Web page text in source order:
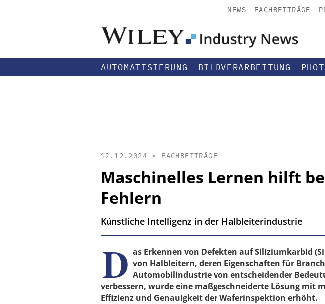
NEWS FACHBEITRÄGE
AUTOMATISIERUNG BILDVERARBEITUNG
12.12.2024 • FACHBEITRÄGE
Maschinelles Lernen hilft
Fehlern
Künstliche Intelligenz in der Halbleiterindustrie
D as Erkennen von Defekten auf Siliziumkarbid
von Halbleitern, deren Eigenschaften für
Automobilindustrie von entscheidender
verbessern, wurde eine maßgeschneiderte Lösung mit
Effizienz und Genauigkeit der Waferinspektion erhöht.